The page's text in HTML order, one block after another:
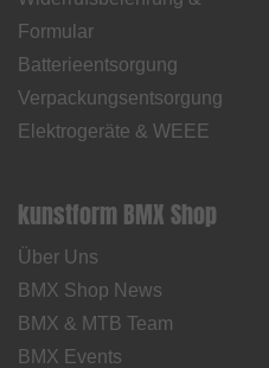
Formular
Batterieentsorgung
Verpackungsentsorgung
Elektrogeräte & WEEE
kunstform BMX Shop
Über Uns
BMX Shop News
BMX & MTB Team
BMX Events